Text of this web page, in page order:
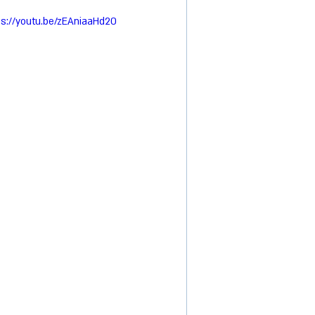
youtu.be/zEAniaaHd20